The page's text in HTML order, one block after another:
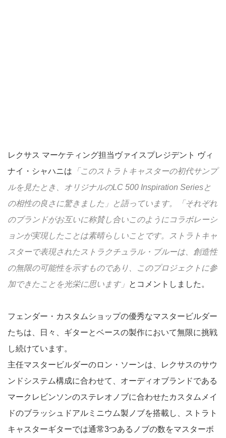
レクサス マーケティング担当ヴァイスプレジデント ヴィ
ナイ・シャハニは 「このストラトキャスターの初代サンプ
ルを見たとき、オリジナルのLC 500 Inspiration Seriesと
の相性の良さに驚きました」と語っています。「それぞれ
のブランドがお互いに称賛し合いこのようにコラボレーシ
ョンが実現したことは素晴らしいことです。ストラトキャ
スターで表現されたストラクチュラル・ブルーは、創造性
の無限の可能性を示すものであり、このプロジェクトに参
加できたことを光栄に思います」 とコメントしました。
フェンダー・カスタムショップの優秀なマスタービルダー
たちは、日々、ギターとベースの製作において無限に挑戦
し続けています。
主任マスタービルダーのロン・ソーンは、レクサスのサウ
ンドシステム構成に合わせて、オーディオブランドである
マークレビンソンのステレオノブに合わせたカスタムメイ
ドのブラッシュドアルミニウム製ノブを搭載し、ストラト
キャスターギターでは通常3つあるノブの数をマスターボ